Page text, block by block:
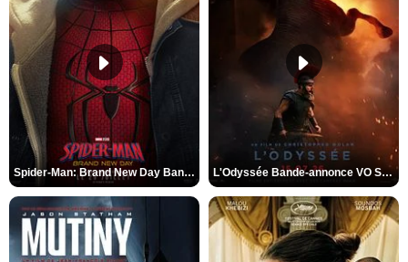
Spider-Man: Brand New Day Bande-annonce VO STFR L'Odyssée Bande-annonce VO STFR